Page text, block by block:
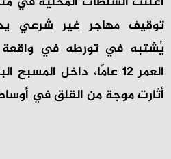
توقيف مهاجر غير شرعي
يُشتبه في تورطه في
العمر 12 عامًا، داخل
أثارت موجة من القلق في